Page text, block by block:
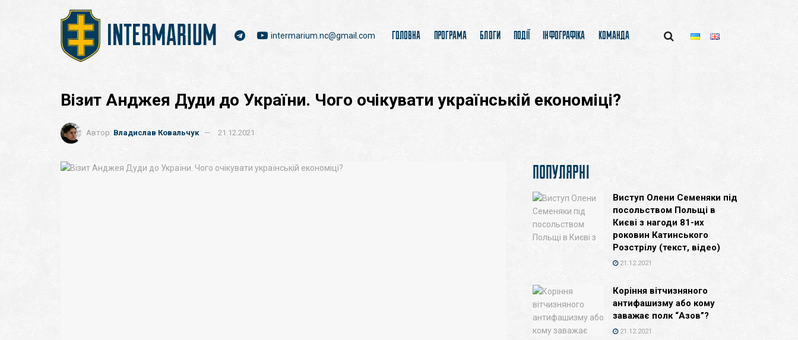
intermarium.nc@gmail.com ГОЛОВНА ПРОГРАМА БЛОГИ ПОДІЇ ІНФОГРАФІКА КОМАНДА
Візит Анджея Дуди до України. Чого очікувати українській економіці?
Автор: Владислав Ковальчук 21.12.2021
ПОПУЛЯРНІ
Виступ Олени Семеняки під
посольством Польщі в
Києві з нагоди 81-их
роковин Катинського
Розстрілу (текст, відео)
21.12.2021
Коріння вітчизняного
антифашизму або кому
заважає полк “Азов”?
21.12.2021